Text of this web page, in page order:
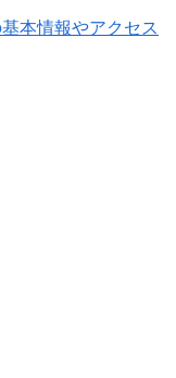
本情報やアクセス